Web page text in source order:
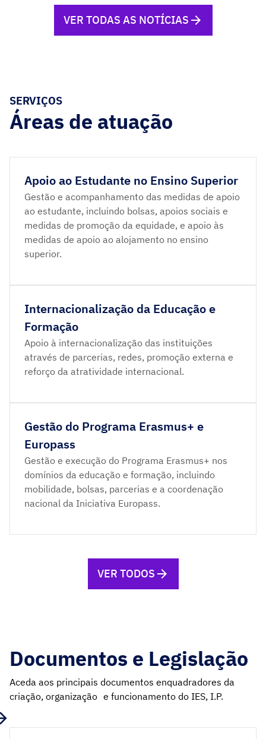
futuro que o PRR financia”, o […]
VER TODAS AS NOTÍCIAS
SERVIÇOS
Áreas de atuação
Apoio ao Estudante no Ensino Superior
Gestão e acompanhamento das medidas de apoio
ao estudante, incluindo bolsas, apoios sociais e
medidas de promoção da equidade, e apoio às
medidas de apoio ao alojamento no ensino
superior.
Internacionalização da Educação e
Formação
Apoio à internacionalização das instituições
através de parcerias, redes, promoção externa e
reforço da atratividade internacional.
Gestão do Programa Erasmus+ e
Europass
Gestão e execução do Programa Erasmus+ nos
domínios da educação e formação, incluindo
mobilidade, bolsas, parcerias e a coordenação
nacional da Iniciativa Europass.
VER TODOS
Documentos e Legislação
Aceda aos principais documentos enquadradores da
criação, organização e funcionamento do IES, I.P.